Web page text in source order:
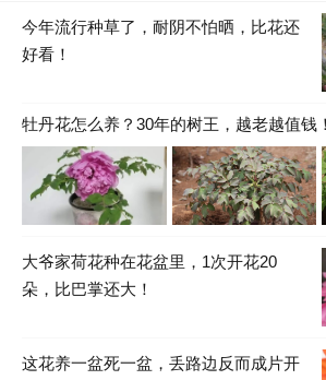
今年流行种草了，耐阴不怕晒，比花还
好看！
牡丹花怎么养？30年的树王，越老越值钱！
大爷家荷花种在花盆里，1次开花20
朵，比巴掌还大！
这花养一盆死一盆，丢路边反而成片开